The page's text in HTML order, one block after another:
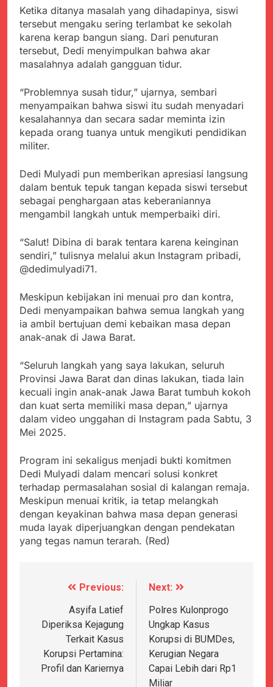
Mutiara Sentosa 2 ke
Posko Pusat Tg. Perak
Surabaya
Sukabumi Diduga
Lakukan Pungutan
melalui Komite Sekolah,
Disorot karena Dinilai
Bertentangan dengan
Edaran Disdik Jabar
Agustus 4, 2026
Ketua Umum FSP
Maritim Indonesia
Bantah Isu Mogok
Nasional TKBM: “Belum
Agustus 3, 2026
Alam dan Kehangatan
Gotong Royong di
Desa Sukakersa
Agustus 3, 2026
Korban Tenggelam di
Perairan Giligenting
Ditemukan, Polisi
Prosedur
Agustus 3, 2026
Sambut Kedatangan
Korban Evakuasi KM
Mutiara Sentosa 2 di
Pelabuhan Kalianget
Agustus 3, 2026
Bukti Transfer dan Janji
Bertemu di Jalan
Disorot, Dugaan
Pabuaran dengan Istri
Warga Mengemuka
Agustus 3, 2026
Sekdis Pendidikan Buka
Rakor Dewan
Pendidikan Bersama
Agustus 3, 2026
Lapangan Temui Warga
Desa Paseraman yang
Lumpuh dan Hidup
Sebatang Kara
Agustus 3, 2026
Poktan Kadupugur
Laksanakan Program
Oplah Non Rawa dan
Ketersediaan Air Irigasi
bagi Petani
Agustus 2, 2026
Ketika ditanya masalah yang dihadapinya, siswi
tersebut mengaku sering terlambat ke sekolah
karena kerap bangun siang. Dari penuturan
tersebut, Dedi menyimpulkan bahwa akar
masalahnya adalah gangguan tidur.
“Problemnya susah tidur,” ujarnya, sembari
menyampaikan bahwa siswi itu sudah menyadari
kesalahannya dan secara sadar meminta izin
kepada orang tuanya untuk mengikuti pendidikan
militer.
Dedi Mulyadi pun memberikan apresiasi langsung
dalam bentuk tepuk tangan kepada siswi tersebut
sebagai penghargaan atas keberaniannya
mengambil langkah untuk memperbaiki diri.
“Salut! Dibina di barak tentara karena keinginan
sendiri,” tulisnya melalui akun Instagram pribadi,
@dedimulyadi71.
Meskipun kebijakan ini menuai pro dan kontra,
Dedi menyampaikan bahwa semua langkah yang
ia ambil bertujuan demi kebaikan masa depan
anak-anak di Jawa Barat.
“Seluruh langkah yang saya lakukan, seluruh
Provinsi Jawa Barat dan dinas lakukan, tiada lain
kecuali ingin anak-anak Jawa Barat tumbuh kokoh
dan kuat serta memiliki masa depan,” ujarnya
dalam video unggahan di Instagram pada Sabtu, 3
Mei 2025.
Program ini sekaligus menjadi bukti komitmen
Dedi Mulyadi dalam mencari solusi konkret
terhadap permasalahan sosial di kalangan remaja.
Meskipun menuai kritik, ia tetap melangkah
dengan keyakinan bahwa masa depan generasi
muda layak diperjuangkan dengan pendekatan
yang tegas namun terarah. (Red)
NavigasiPrevious:
Asyifa Latief
Diperiksa Kejagung
Terkait Kasus
Korupsi Pertamina:
Profil dan Kariernya
Next:
Polres Kulonprogo
Ungkap Kasus
Korupsi di BUMDes,
Kerugian Negara
Capai Lebih dari Rp1
Miliar